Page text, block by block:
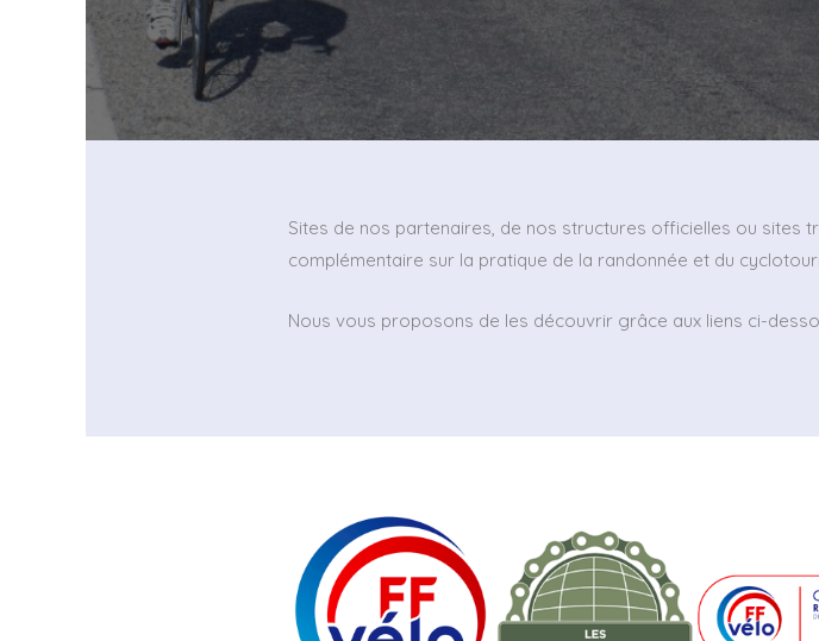
Sites de nos partenaires, de nos structures officielles ou sites
complémentaire sur la pratique de la randonnée et du
Nous vous proposons de les découvrir grâce aux liens ci-